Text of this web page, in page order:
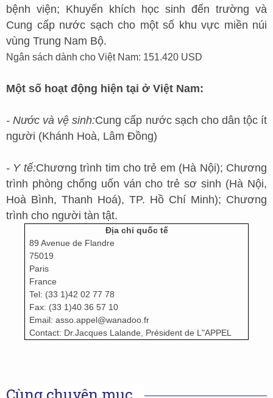
bệnh viện; Khuyến khích học sinh đến trường và
Cung cấp nước sạch cho một số khu vực miền núi
vùng Trung Nam Bộ.
Ngân sách dành cho Việt Nam: 151.420 USD
Một số hoạt động hiện tại ở Việt Nam:
- Nước và vệ sinh:Cung cấp nước sạch cho dân tộc ít
người (Khánh Hoà, Lâm Đồng)
- Y tế:Chương trình tim cho trẻ em (Hà Nội); Chương
trình phòng chống uốn ván cho trẻ sơ sinh (Hà Nội,
Hoà Bình, Thanh Hoá), TP. Hồ Chí Minh); Chương
trình cho người tàn tật.
Địa chỉ quốc tế
89 Avenue de Flandre
75019
Paris
France
Tel: (33 1)42 02 77 78
Fax: (33 1)40 36 57 10
Email: asso.appel@wanadoo.fr
Contact: Dr.Jacques Lalande, Président de L"APPEL